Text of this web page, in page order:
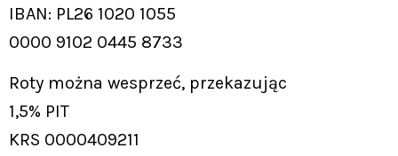
IBAN: PL26 1020 1055
0000 9102 0445 8733
Roty można wesprzeć, przekazując
1,5% PIT
KRS 0000409211